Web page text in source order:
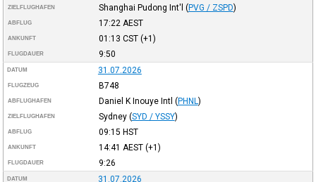
ZIELFLUGHAFEN Shanghai Pudong Int'l (PVG / ZSPD)
ABFLUG 17:22 AEST
ANKUNFT 01:13 CST(+1)
FLUGDAUER 9:50
DATUM 31.07.2026
FLUGZEUG B748
ABFLUGHAFEN Daniel K Inouye Intl (PHNL )
ZIELFLUGHAFEN Sydney (SYD / YSSY)
ABFLUG 09:15 HST
ANKUNFT 14:41 AEST(+1)
FLUGDAUER 9:26
DATUM 31.07.2026